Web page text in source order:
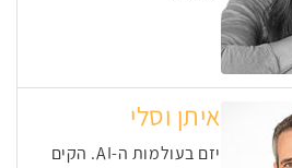
איתן וסלי
יזם בעולמות ה-AI. הקים